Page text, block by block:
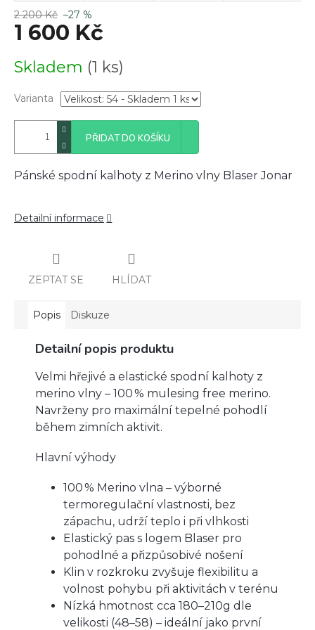
2 200 Kč –27 %
1 600 Kč
cena:
Skladem (1 ks)
Varianta
PŘIDAT DO KOŠÍKU
Pánské spodní kalhoty z Merino vlny Blaser Jonar
Detailní informace
ZEPTAT SE HLÍDAT
Popis Diskuze
Detailní popis produktu
Velmi hřejivé a elastické spodní kalhoty z
merino vlny – 100 % mulesing free merino.
Navrženy pro maximální tepelné pohodlí
během zimních aktivit.
Hlavní výhody
100 % Merino vlna – výborné
termoregulační vlastnosti, bez
zápachu, udrží teplo i při vlhkosti
Elastický pas s logem Blaser pro
pohodlné a přizpůsobivé nošení
Klin v rozkroku zvyšuje flexibilitu a
volnost pohybu při aktivitách v terénu
Nízká hmotnost cca 180–210g dle
velikosti (48–58) – ideální jako první